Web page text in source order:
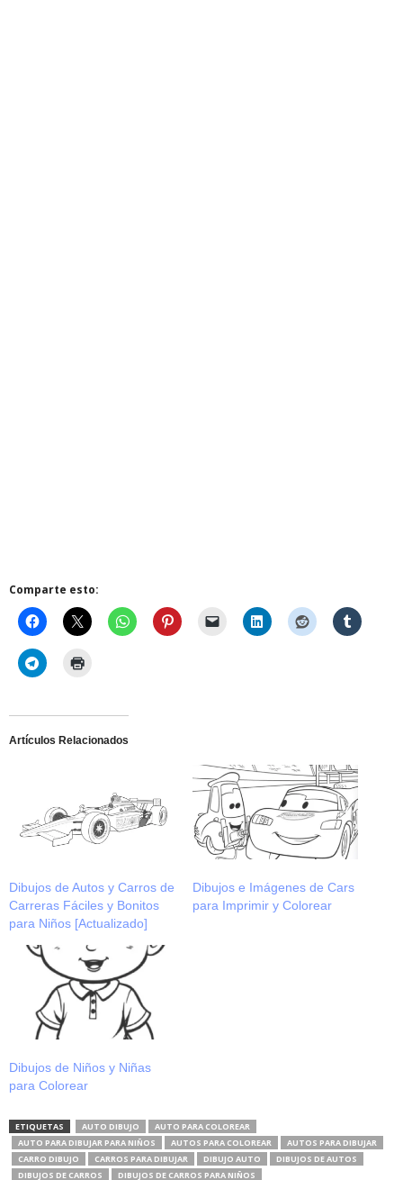
Comparte esto:
Artículos Relacionados
Dibujos de Autos y Carros de
Carreras Fáciles y Bonitos
para Niños [Actualizado]
Dibujos e Imágenes de Cars
para Imprimir y Colorear
Dibujos de Niños y Niñas
para Colorear
ETIQUETAS AUTO DIBUJO
AUTO PARA COLOREAR
AUTO PARA DIBUJAR PARA NIÑOS
AUTOS PARA COLOREAR
AUTOS PARA DIBUJAR
CARRO DIBUJO
CARROS PARA DIBUJAR DIBUJO AUTO
DIBUJOS DE AUTOS
DIBUJOS DE CARROS
DIBUJOS DE CARROS PARA NIÑOS